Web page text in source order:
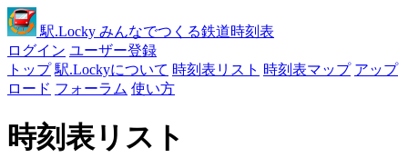
駅.Locky みんなでつくる鉄道時刻表
ログイン ユーザー登録
トップ 駅.Lockyについて 時刻表リスト 時刻表マップ アップ
ロード フォーラム 使い方
時刻表リスト